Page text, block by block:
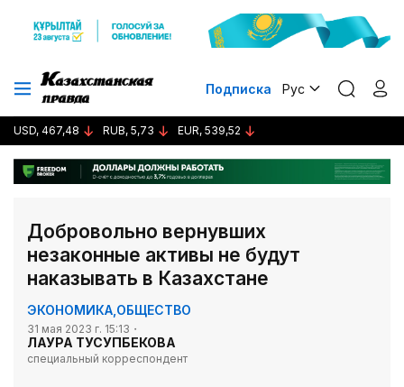
Подписка Рус
USD, 467,48 RUB, 5,73 EUR, 539,52
Добровольно вернувших
незаконные активы не будут
наказывать в Казахстане
ЭКОНОМИКА ОБЩЕСТВО
31 мая 2023 г. 15:13
ЛАУРА ТУСУПБЕКОВА
специальный корреспондент